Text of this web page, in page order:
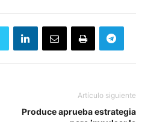
Artículo siguiente
Produce aprueba estrategia